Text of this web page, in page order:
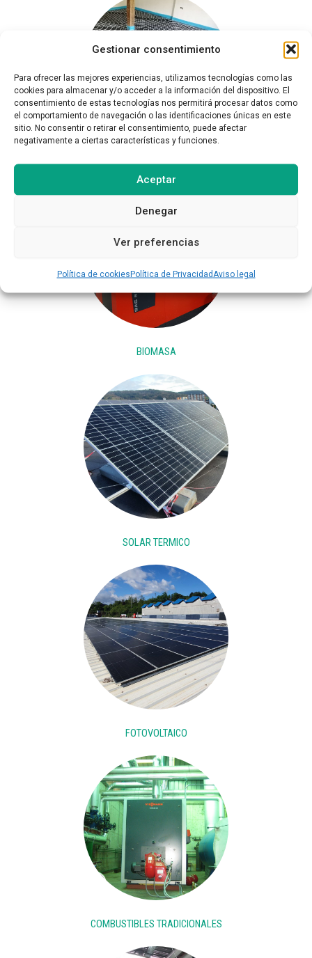
Gestionar consentimiento
Para ofrecer las mejores experiencias, utilizamos tecnologías como las
cookies para almacenar y/o acceder a la información del dispositivo. El
consentimiento de estas tecnologías nos permitirá procesar datos como
el comportamiento de navegación o las identificaciones únicas en este
sitio. No consentir o retirar el consentimiento, puede afectar
negativamente a ciertas características y funciones.
Aceptar
Denegar
Ver preferencias
Política de cookiesPolítica de Privacidad Aviso legal
AEROTERMIA
BIOMASA
SOLAR TERMICO
FOTOVOLTAICO
COMBUSTIBLES TRADICIONALES